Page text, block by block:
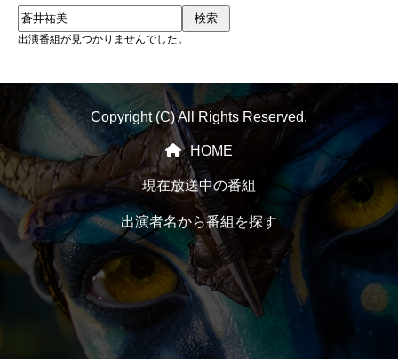
検索
出演番組が見つかりませんでした。
Copyright (C) All Rights Reserved.
HOME
現在放送中の番組
出演者名から番組を探す